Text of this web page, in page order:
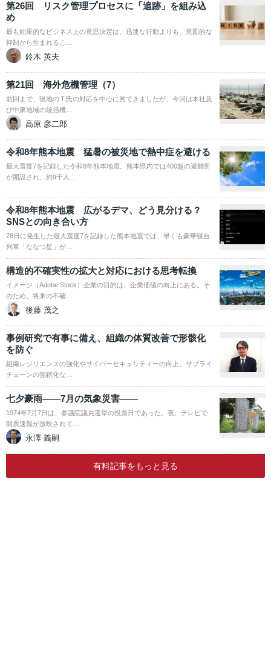
第26回 リスク管理プロセスに「追跡」を組み込
め
最も効果的なビジネス上の意思決定は、迅速な行動よりも、意図的な
抑制から生まれるこ…
鈴木 英夫
第21回 海外危機管理（7）
前回まで、現地のＴ氏の対応を中心に見てきましたが、今回は本社及
び中東地域の統括機…
高原 彦二郎
令和8年熊本地震 猛暑の被災地で熱中症を避ける
最大震度7を記録した令和8年熊本地震。熊本県内では400超の避難所
が開設され、約9千人…
令和8年熊本地震 広がるデマ、どう見分ける？
SNSとの向き合い方
28日に発生した最大震度7を記録した熊本地震では、早くも豪華寝台
列車「ななつ星」が…
構造的不確実性の拡大と対応における思考転換
イメージ（Adobe Stock）企業の目的は、企業価値の向上にある。そ
のため、将来の不確…
後藤 茂之
事例研究で有事に備え、組織の体質改善で形骸化
を防ぐ
組織レジリエンスの強化やサイバーセキュリティーの向上、サプライ
チェーンの強靭化な…
七夕豪雨――7月の気象災害――
1974年7月7日は、参議院議員選挙の投票日であった。夜、テレビで
開票速報が放映されて…
永澤 義嗣
有料記事をもっと見る